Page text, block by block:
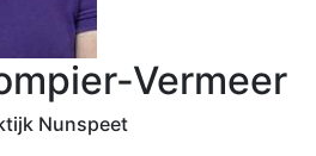
Vermeer
Nunspeet